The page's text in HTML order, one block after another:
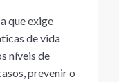
que exige
de vida
níveis de
prevenir o